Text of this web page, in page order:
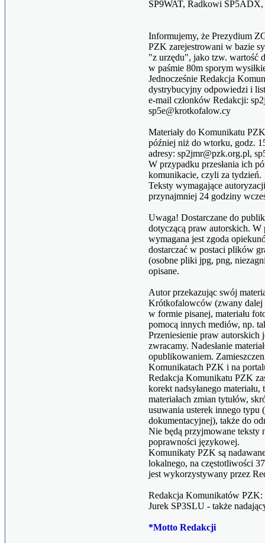
SP9WAT, Radkowi
Informujemy, że Prezydium
PZK zarejestrowani w bazie
"z urzędu", jako tzw. wartość
w paśmie 80m sporym
Jednocześnie Redakcja
dystrybucyjny odpowiedzi i
e-mail członków Redakcji:
sp5e@krotkofalow.cy
Materiały do Komunikatu
później niż do wtorku, godz.
adresy: sp2jmr@pzk.org.pl,
W przypadku przesłania ich
komunikacie, czyli za tydzień.
Teksty wymagające
przynajmniej 24 godziny
Uwaga! Dostarczane do
dotyczącą praw autorskich. W
wymagana jest zgoda
dostarczać w postaci plików
(osobne pliki jpg, png,
opisane.
Autor przekazując swój
Krótkofalowców (zwany dalej
w formie pisanej, materiału
pomocą innych mediów, np.
Przeniesienie praw autorskich
zwracamy. Nadesłanie
opublikowaniem.
Komunikatach PZK i na
Redakcja Komunikatu PZK
korekt nadsyłanego
materiałach zmian tytułów,
usuwania usterek innego
dokumentacyjnej), także do
Nie będą przyjmowane teksty
poprawności językowej.
Komunikaty PZK są
lokalnego, na częstotliwości
jest wykorzystywany przez
Redakcja Komunikatów
Jurek SP3SLU - także
*Motto Redakcji